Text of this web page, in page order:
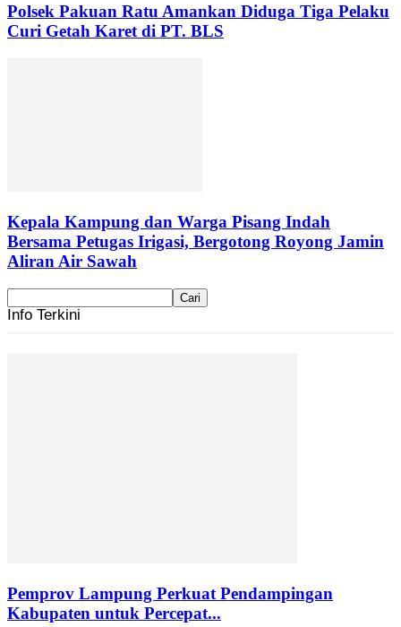
Polsek Pakuan Ratu Amankan Diduga Tiga Pelaku
Curi Getah Karet di PT. BLS
Kepala Kampung dan Warga Pisang Indah
Bersama Petugas Irigasi, Bergotong Royong Jamin
Aliran Air Sawah
Info Terkini
Pemprov Lampung Perkuat Pendampingan
Kabupaten untuk Percepat...